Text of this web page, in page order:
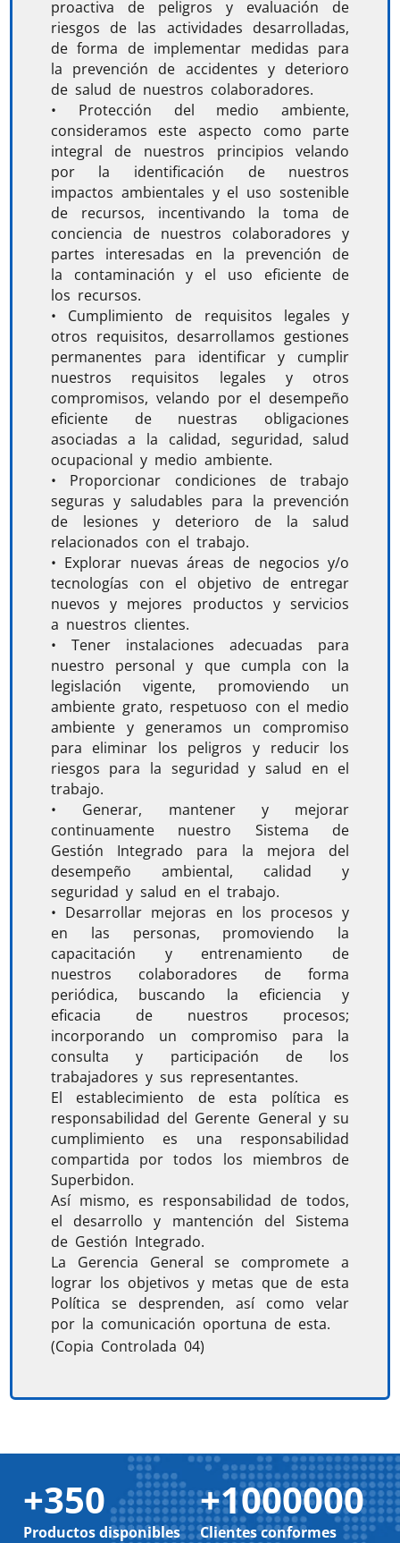
proactiva de peligros y evaluación de
riesgos de las actividades desarrolladas,
de forma de implementar medidas para
la prevención de accidentes y deterioro
de salud de nuestros colaboradores.
• Protección del medio ambiente,
consideramos este aspecto como parte
integral de nuestros principios velando
por la identificación de nuestros
impactos ambientales y el uso sostenible
de recursos, incentivando la toma de
conciencia de nuestros colaboradores y
partes interesadas en la prevención de
la contaminación y el uso eficiente de
los recursos.
• Cumplimiento de requisitos legales y
otros requisitos, desarrollamos gestiones
permanentes para identificar y cumplir
nuestros requisitos legales y otros
compromisos, velando por el desempeño
eficiente de nuestras obligaciones
asociadas a la calidad, seguridad, salud
ocupacional y medio ambiente.
• Proporcionar condiciones de trabajo
seguras y saludables para la prevención
de lesiones y deterioro de la salud
relacionados con el trabajo.
• Explorar nuevas áreas de negocios y/o
tecnologías con el objetivo de entregar
nuevos y mejores productos y servicios
a nuestros clientes.
• Tener instalaciones adecuadas para
nuestro personal y que cumpla con la
legislación vigente, promoviendo un
ambiente grato, respetuoso con el medio
ambiente y generamos un compromiso
para eliminar los peligros y reducir los
riesgos para la seguridad y salud en el
trabajo.
• Generar, mantener y mejorar
continuamente nuestro Sistema de
Gestión Integrado para la mejora del
desempeño ambiental, calidad y
seguridad y salud en el trabajo.
• Desarrollar mejoras en los procesos y
en las personas, promoviendo la
capacitación y entrenamiento de
nuestros colaboradores de forma
periódica, buscando la eficiencia y
eficacia de nuestros procesos;
incorporando un compromiso para la
consulta y participación de los
trabajadores y sus representantes.
El establecimiento de esta política es
responsabilidad del Gerente General y su
cumplimiento es una responsabilidad
compartida por todos los miembros de
Superbidon.
Así mismo, es responsabilidad de todos,
el desarrollo y mantención del Sistema
de Gestión Integrado.
La Gerencia General se compromete a
lograr los objetivos y metas que de esta
Política se desprenden, así como velar
por la comunicación oportuna de esta.
(Copia Controlada 04)
+350
Productos disponibles
+1000000
Clientes conformes